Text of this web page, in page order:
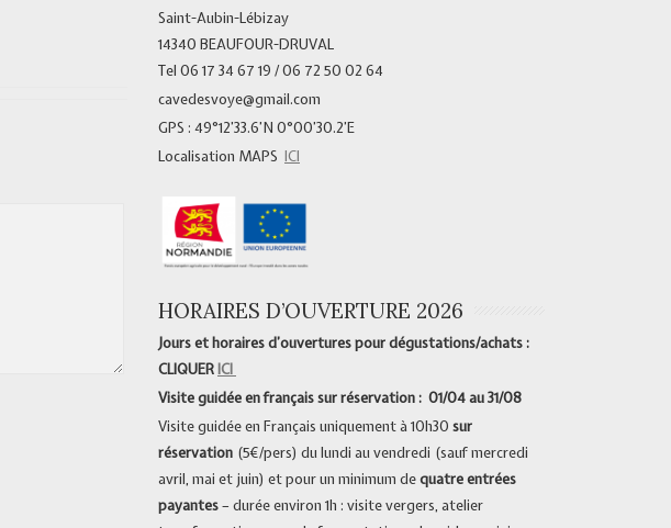
Saint-Aubin-Lébizay
14340 BEAUFOUR-DRUVAL
Tel 06 17 34 67 19 / 06 72 50 02 64
cavedesvoye@gmail.com
GPS : 49°12’33.6’N 0°00’30.2’E
Localisation MAPS ICI
HORAIRES D’OUVERTURE 2026
Jours et horaires d’ouvertures pour dégustations/achats :
CLIQUER ICI
Visite guidée en français sur réservation : 01/04 au 31/08
Visite guidée en Français uniquement à 10h30 sur
réservation (5€/pers) du lundi au vendredi (sauf mercredi
avril, mai et juin) et pour un minimum dequatre entrées
payantes– durée environ 1h : visite vergers, atelier